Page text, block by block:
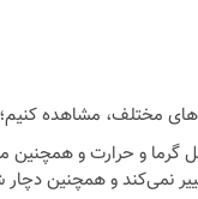
مختلف، مشاهده
گرما و حرارت و
نمی‌کند و همچنین